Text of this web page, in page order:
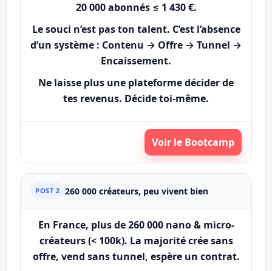
20 000 abonnés≤ 1 430 €.
Le souci n’est pas ton talent. C’est l’absence
d’un système : Contenu → Offre → Tunnel →
Encaissement.
Ne laisse plus une plateforme décider de
tes revenus. Décide toi-même.
Voir le Bootcamp
POST 2 260 000 créateurs, peu vivent bien
En France, plus de260 000nano & micro-
créateurs (< 100k). La majorité crée sans
offre, vend sans tunnel, espère un contrat.